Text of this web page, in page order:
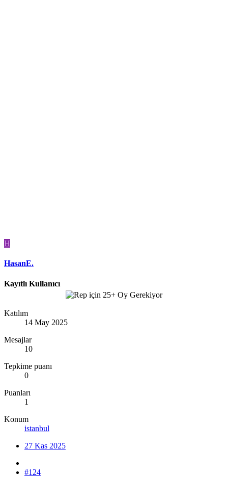
H
HasanE.
Kayıtlı Kullanıcı
Katılım
14 May 2025
Mesajlar
10
Tepkime puanı
0
Puanları
1
Konum
istanbul
27 Kas 2025
#124